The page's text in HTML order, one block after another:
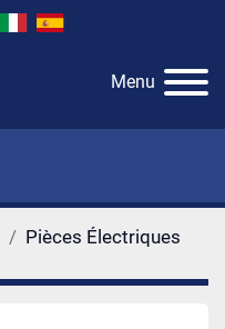
Menu
Pièces Électriques